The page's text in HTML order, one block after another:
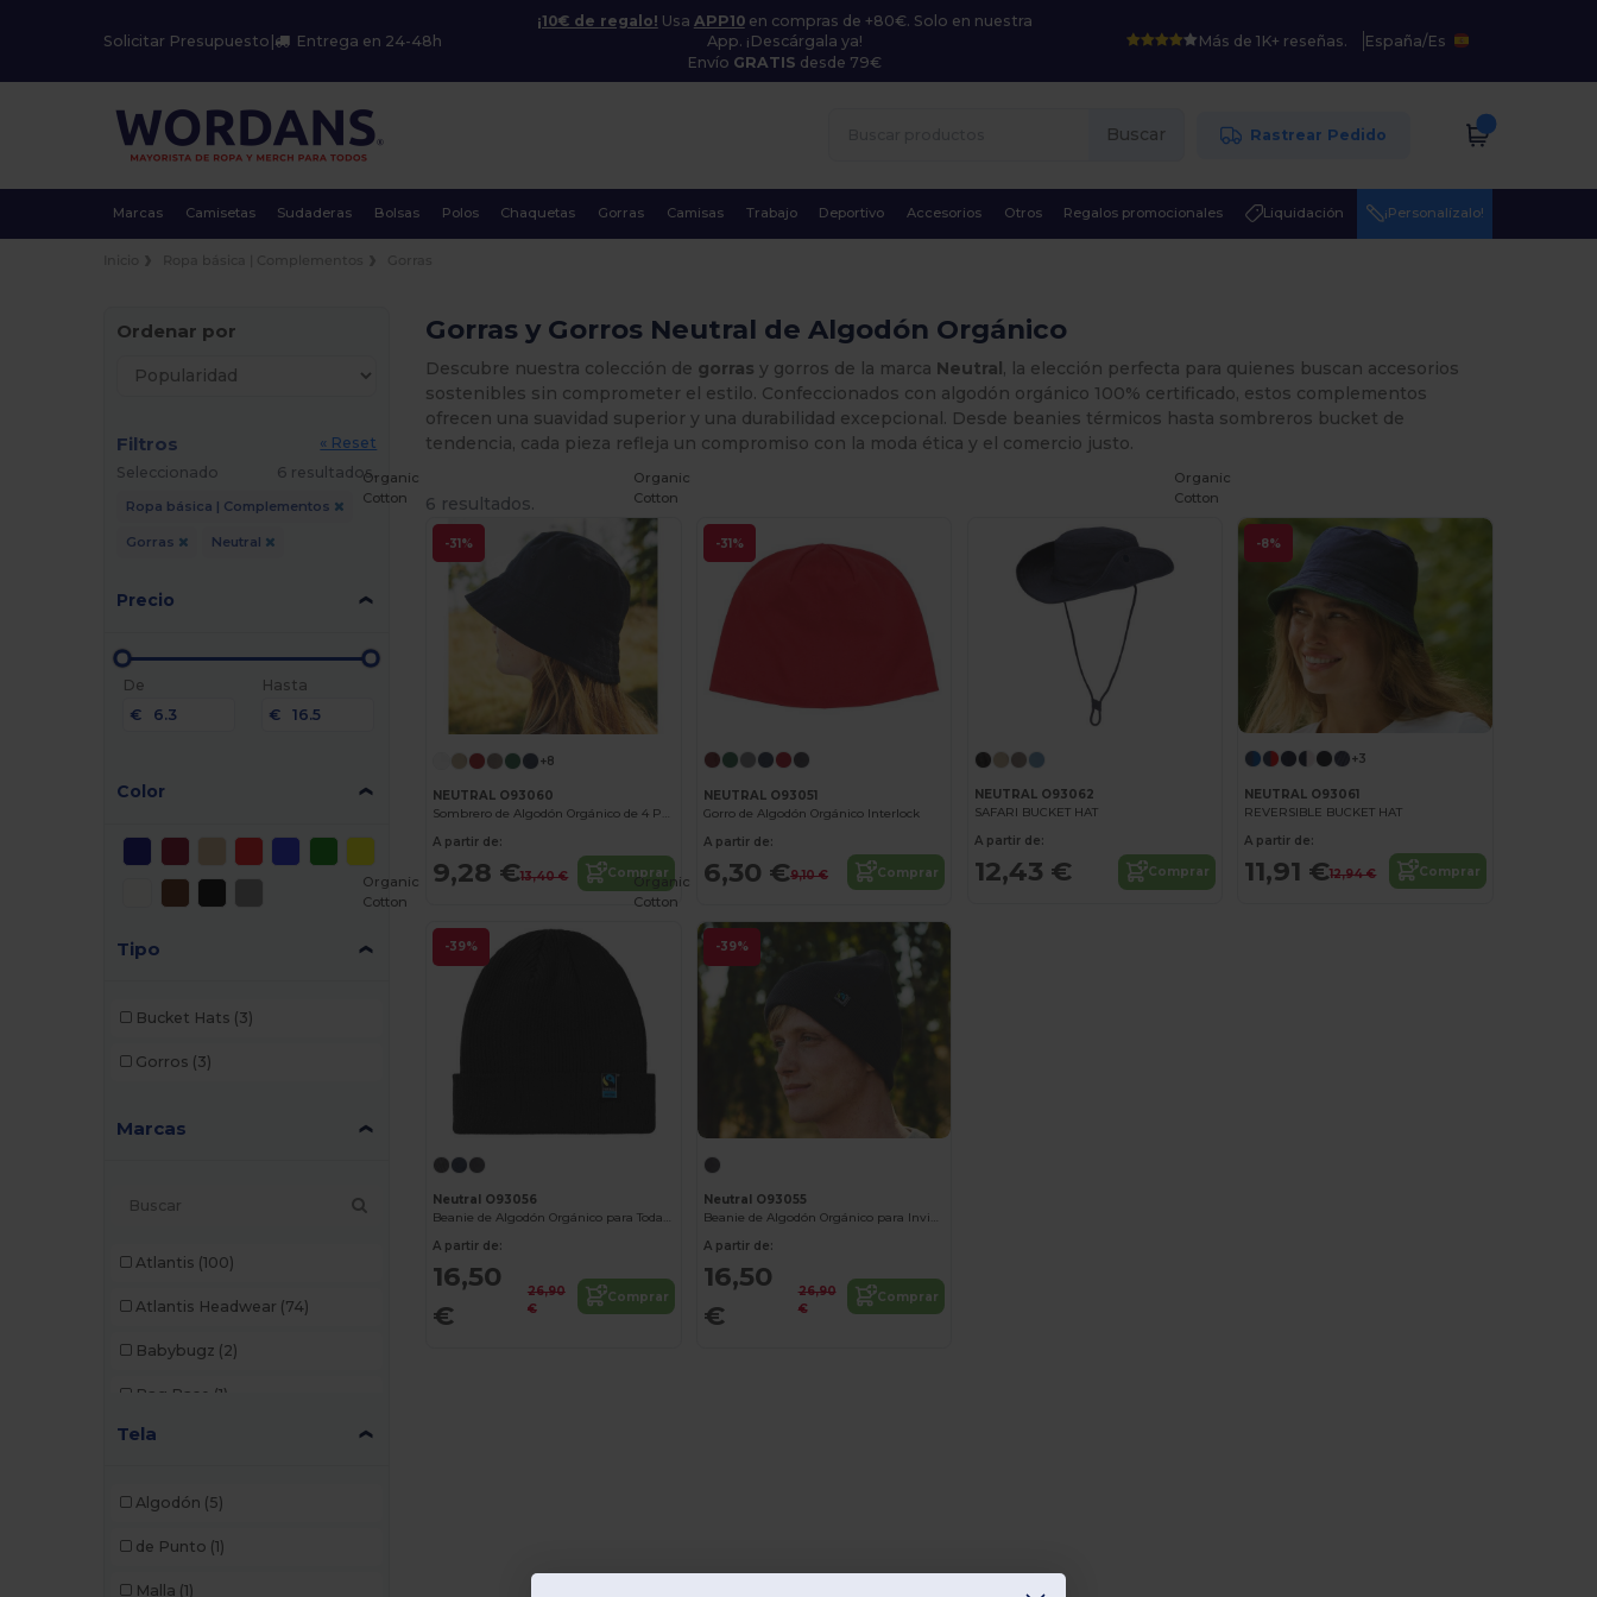
Solicitar Presupuesto Entrega en 24-48h
¡10€ de regalo! Usa APP10en compras de +80€. Solo en nuestra
App. ¡Descárgala ya!
Envío GRATIS desde 79€
Más de 1K+ reseñas. España/Es
Buscar Rastrear Pedido
Marcas Camisetas Sudaderas Bolsas Polos Chaquetas Gorras Camisas Trabajo Deportivo Accesorios Otros Regalos promocionales Liquidación ¡Personalízalo!
Ordenar por
Filtros
« Reset
Seleccionado
6 resultados.
Ropa básica | Complementos
Gorras Neutral
Precio
De
€
Hasta
€
Color
Tipo
Bucket Hats (3)
Gorros (3)
Marcas
Atlantis (100)
Atlantis Headwear (74)
Babybugz (2)
Bag Base (1)
Beechfield
Tela
Algodón (5)
de Punto (1)
Malla (1)
Gorras y Gorros Neutral de Algodón Orgánico
Descubre nuestra colección de gorras y gorros de la marca Neutral, la elección perfecta para quienes buscan accesorios
sostenibles sin comprometer el estilo. Confeccionados con algodón orgánico 100% certificado, estos complementos
ofrecen una suavidad superior y una durabilidad excepcional. Desde beanies térmicos hasta sombreros bucket de
tendencia, cada pieza refleja un compromiso con la moda ética y el comercio justo.
6 resultados.
-31%
Organic
Cotton
+8
NEUTRAL O93060
Sombrero de Algodón Orgánico de 4 Paneles
A partir de:
9,28 €13,40 € Comprar
-31%
Organic
Cotton
NEUTRAL O93051
Gorro de Algodón Orgánico Interlock
A partir de:
6,30 €9,10 € Comprar
NEUTRAL O93062
SAFARI BUCKET HAT
A partir de:
12,43 € Comprar
-8%
Organic
Cotton
+3
NEUTRAL O93061
REVERSIBLE BUCKET HAT
A partir de:
11,91 €12,94 € Comprar
-39%
Organic
Cotton
Neutral O93056
Beanie de Algodón Orgánico para Todas las Estaciones
A partir de:
16,50
€
26,90
€
Comprar
-39%
Organic
Cotton
Neutral O93055
Beanie de Algodón Orgánico para Invierno
A partir de:
16,50
€
26,90
€
Comprar